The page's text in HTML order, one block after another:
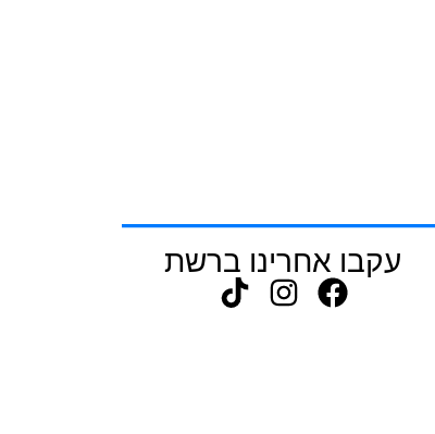
עקבו אחרינו ברשת